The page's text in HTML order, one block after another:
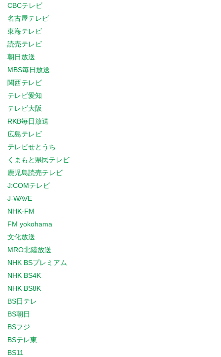
CBCテレビ
名古屋テレビ
東海テレビ
読売テレビ
朝日放送
MBS毎日放送
関西テレビ
テレビ愛知
テレビ大阪
RKB毎日放送
広島テレビ
テレビせとうち
くまもと県民テレビ
鹿児島読売テレビ
J:COMテレビ
J-WAVE
NHK-FM
FM yokohama
文化放送
MRO北陸放送
NHK BSプレミアム
NHK BS4K
NHK BS8K
BS日テレ
BS朝日
BSフジ
BSテレ東
BS11